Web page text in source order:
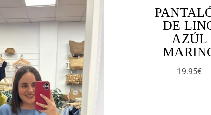
DE
AZÚL
19.95€